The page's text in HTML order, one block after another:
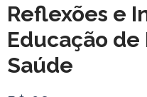
Reflexões e
Educação de
Saúde